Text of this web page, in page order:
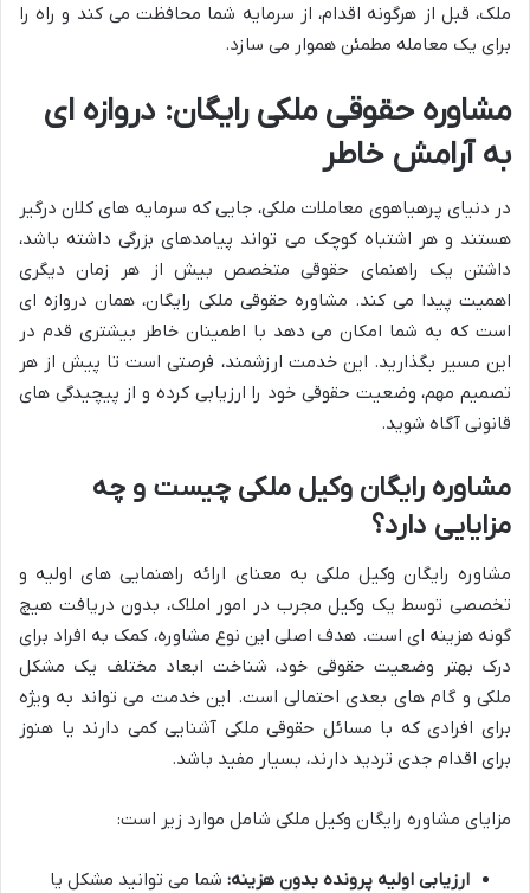
ملک، قبل از هرگونه اقدام، از سرمایه شما محافظت می کند و راه را
برای یک معامله مطمئن هموار می سازد.
مشاوره حقوقی ملکی رایگان: دروازه ای
به آرامش خاطر
در دنیای پرهیاهوی معاملات ملکی، جایی که سرمایه های کلان درگیر
هستند و هر اشتباه کوچک می تواند پیامدهای بزرگی داشته باشد،
داشتن یک راهنمای حقوقی متخصص بیش از هر زمان دیگری
اهمیت پیدا می کند. مشاوره حقوقی ملکی رایگان، همان دروازه ای
است که به شما امکان می دهد با اطمینان خاطر بیشتری قدم در
این مسیر بگذارید. این خدمت ارزشمند، فرصتی است تا پیش از هر
تصمیم مهم، وضعیت حقوقی خود را ارزیابی کرده و از پیچیدگی های
قانونی آگاه شوید.
مشاوره رایگان وکیل ملکی چیست و چه
مزایایی دارد؟
مشاوره رایگان وکیل ملکی به معنای ارائه راهنمایی های اولیه و
تخصصی توسط یک وکیل مجرب در امور املاک، بدون دریافت هیچ
گونه هزینه ای است. هدف اصلی این نوع مشاوره، کمک به افراد برای
درک بهتر وضعیت حقوقی خود، شناخت ابعاد مختلف یک مشکل
ملکی و گام های بعدی احتمالی است. این خدمت می تواند به ویژه
برای افرادی که با مسائل حقوقی ملکی آشنایی کمی دارند یا هنوز
برای اقدام جدی تردید دارند، بسیار مفید باشد.
مزایای مشاوره رایگان وکیل ملکی شامل موارد زیر است:
ارزیابی اولیه پرونده بدون هزینه: شما می توانید مشکل یا